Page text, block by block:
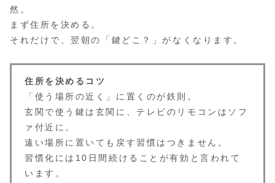
然。
まず住所を決める。
それだけで、翌朝の「鍵どこ？」がなくなります。
住所を決めるコツ
「使う場所の近く」に置くのが鉄則。
玄関で使う鍵は玄関に、テレビのリモコンはソフ
ァ付近に。
遠い場所に置いても戻す習慣はつきません。
習慣化には10日間続けることが有効と言われて
います。